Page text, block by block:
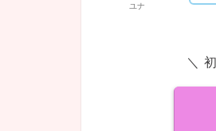
ユナ
＼